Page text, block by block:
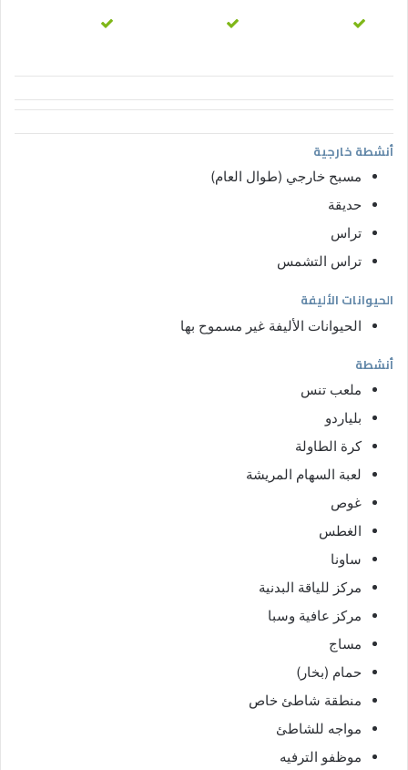
أنشطة خارجية
مسبح خارجي (طوال العام)
حديقة
تراس
تراس التشمس
الحيوانات الأليفة
الحيوانات الأليفة غير مسموح بها
أنشطة
ملعب تنس
بلياردو
كرة الطاولة
لعبة السهام المريشة
غوص
الغطس
ساونا
مركز للياقة البدنية
مركز عافية وسبا
مساج
حمام (بخار)
منطقة شاطئ خاص
مواجه للشاطئ
موظفو الترفيه